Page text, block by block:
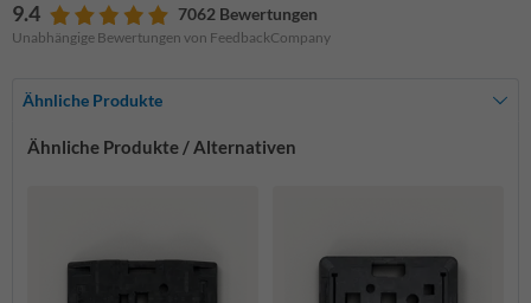
9.4 7062 Bewertungen
Unabhängige Bewertungen von FeedbackCompany
Ähnliche Produkte
Ähnliche Produkte / Alternativen